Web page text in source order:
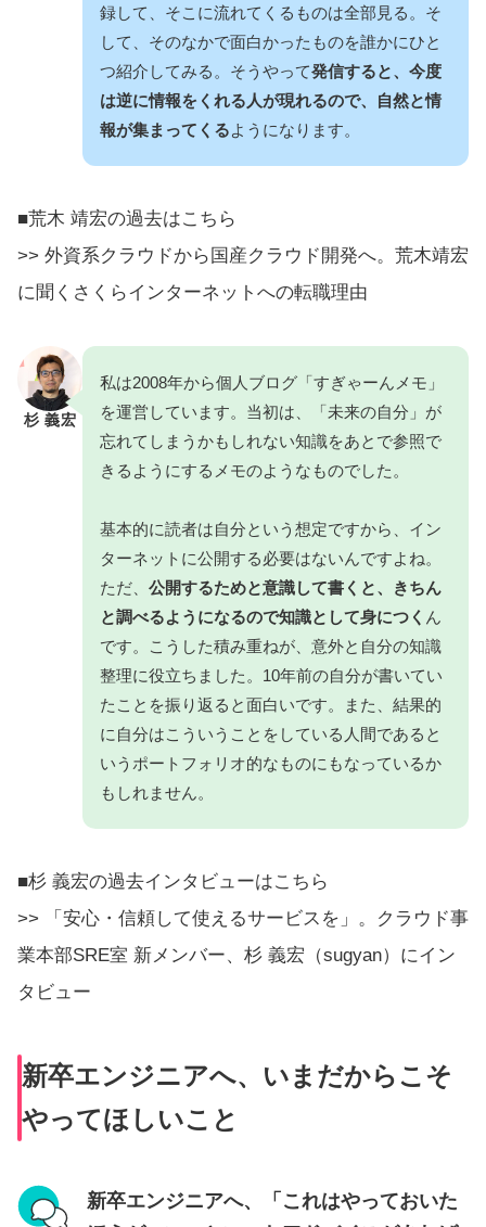
録して、そこに流れてくるものは全部見る。そ
して、そのなかで面白かったものを誰かにひと
つ紹介してみる。そうやって発信すると、今度
は逆に情報をくれる人が現れるので、自然と情
報が集まってくるようになります。
■荒木 靖宏の過去はこちら
>> 外資系クラウドから国産クラウド開発へ。荒木靖宏
に聞くさくらインターネットへの転職理由
杉 義宏
私は2008年から個人ブログ「すぎゃーんメモ 」
を運営しています。当初は、「未来の自分」が
忘れてしまうかもしれない知識をあとで参照で
きるようにするメモのようなものでした。
基本的に読者は自分という想定ですから、イン
ターネットに公開する必要はないんですよね。
ただ、 公開するためと意識して書くと、きちん
と調べるようになるので知識として身につく ん
です。こうした積み重ねが、意外と自分の知識
整理に役立ちました。10年前の自分が書いてい
たことを振り返ると面白いです。また、結果的
に自分はこういうことをしている人間であると
いうポートフォリオ的なものにもなっているか
もしれません。
■杉 義宏の過去インタビューはこちら
>> 「安心・信頼して使えるサービスを」。クラウド事
業本部SRE室 新メンバー、杉 義宏（sugyan）にイン
タビュー
新卒エンジニアへ、いまだからこそ
やってほしいこと
新卒エンジニアへ、「これはやっておいた